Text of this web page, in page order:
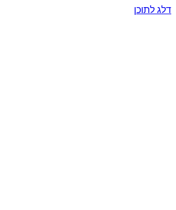
דלג לתוכן